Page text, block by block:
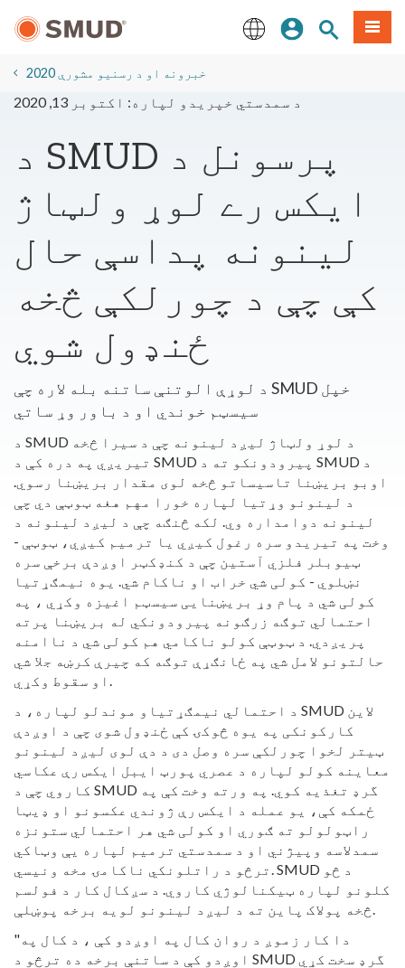
منځپانګې
لاړ
ننوزئ
سایټ لټون
مینو
2020 خبرونه او د رسنیو مشورې
د سمدستي خپریدو لپاره: اکتوبر 13, 2020
د SMUD پرسونل د
ایکس رے لوړ ولټاژ
لینونه پداسې حال
کې چې د چورلکې څخه
ځنډول شوي
د لوړې الوتنې ساتنه بله لاره چې SMUD خپل
سیسټم خوندي او د باور وړ ساتي
د SMUD د لوړ ولټاژ لیږد لینونه چې د سیرا څخه
تیریږي په دره کې د SMUD پیرودونکو ته د SMUD د
اوبو بریښنا تاسیساتو څخه لوی مقدار بریښنا رسوي.
د لینونو وړتیا لپاره خورا مهم هغه ټوټې دي چې
لینونه دوامداره وي. لکه څنګه چې د لیږد لینونه د
وخت په تیریدو سره رغول کیږي یا ترمیم کیږي، ټوټې -
ټیوبلر فلزي آستین چې د کنډکټر اوږدې برخې سره
نښلوي - کولی شي خراب او ناکام شي. یوه نیمګړتیا
کولی شي د پام وړ بریښنایی سیسټم اغیزه وکړي ، په
احتمالي توګه زرګونه پیرودونکي له بریښنا پرته
پریږدي. د ټوټې کولو ناکامي هم کولی شي د ناامنه
حالتونو لامل شي په ځانګړې توګه که چیرې کرښه جلا شي
او سقوط وکړي.
د احتمالي نیمګړتیاو موندلو لپاره، د SMUD لاین
کارکونکی په یوه څوکۍ کې ځنډول شوی چې د اوږدې
ټیتر لخوا چورلکې سره وصل دی د دې لوی لیږد لینونو
معاینه کولو لپاره د عصري پورټ ایبل ایکس رې عکاسي
کاروي چې د SMUD گرډ تغذیه کوي. په ورته وخت کې په
ځمکه کې، یو عمله د ایکس رې ژوندي عکسونو او ډیټا
راټولولو ته ګوري او کولی شي هر احتمالي ستونزه
سمدلاسه وپیژني او د سمدستي ترمیم لپاره یې وټاکي
ترڅو د راتلونکي ناکامۍ مخه ونیسي. SMUD د څو
کلونو لپاره ټیکنالوژي کاروي. د سږکال کار د فولسم
څخه پولاک پاین ته د لیږد لینونو لویه برخه پوښلې.
"دا کار زموږ د روان کال په اوږدو کې ، د کال په
اوږدو کې د ساتنې برخه ده ترڅو د SMUD گرډ سخت کړي